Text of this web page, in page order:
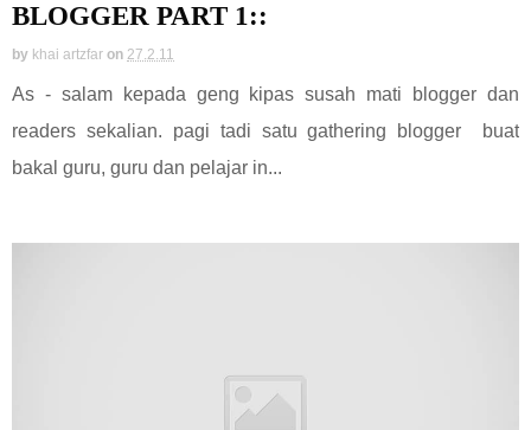
BLOGGER PART 1::
by khai artzfar on 27.2.11
As - salam kepada geng kipas susah mati blogger dan
readers sekalian. pagi tadi satu gathering blogger buat
bakal guru, guru dan pelajar in...